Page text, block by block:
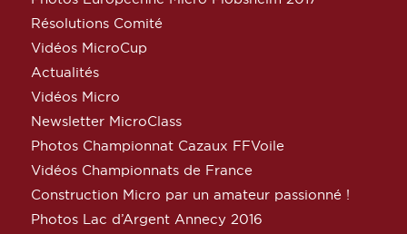
Résolutions Comité
Vidéos MicroCup
Actualités
Vidéos Micro
Newsletter MicroClass
Photos Championnat Cazaux FFVoile
Vidéos Championnats de France
Construction Micro par un amateur passionné !
Photos Lac d’Argent Annecy 2016